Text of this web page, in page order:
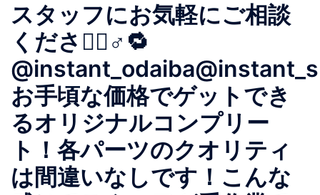
スタッフにお気軽にご相談
ください🏻‍♂️🔁
お手頃な価格でゲットでき
るオリジナルコンプリー
ト！各パーツのクオリティ
は間違いなしです！こんな